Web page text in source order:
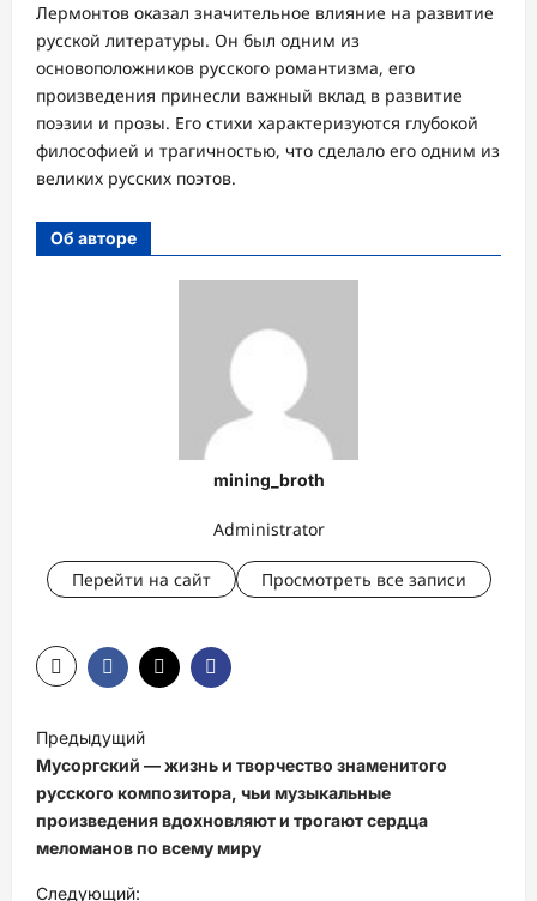
Лермонтов оказал значительное влияние на развитие
русской литературы. Он был одним из
основоположников русского романтизма, его
произведения принесли важный вклад в развитие
поэзии и прозы. Его стихи характеризуются глубокой
философией и трагичностью, что сделало его одним из
великих русских поэтов.
Об авторе
mining_broth
Administrator
Перейти на сайт Просмотреть все записи
а
в
и
Предыдущий
Мусоргский — жизнь и творчество знаменитого
русского композитора, чьи музыкальные
произведения вдохновляют и трогают сердца
меломанов по всему миру
Следующий: